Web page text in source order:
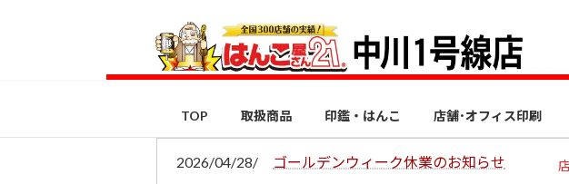
ス
ン
TOP 取扱商品 印鑑・はんこ 店舗･オフィス印刷
2026/04/28/ ゴールデンウィーク休業のお知らせ